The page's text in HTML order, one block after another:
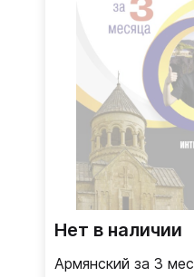
Нет в наличии
Армянский за 3